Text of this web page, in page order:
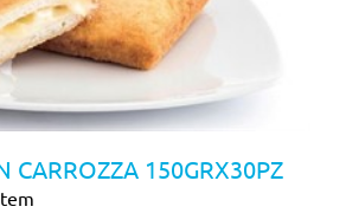
CARROZZA 150GRX30PZ